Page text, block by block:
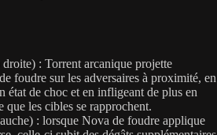
: Torrent arcanique projette
foudre sur les adversaires à proximité, en
état de choc et en infligeant de plus en
que les cibles se rapprochent.
: lorsque Nova de foudre applique